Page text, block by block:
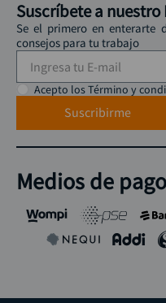
Suscríbete a
Se el primero en enterarte
consejos para tu trabajo
Acepto los Término y
Suscribirme
Medios de pago